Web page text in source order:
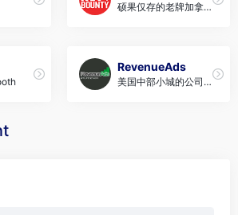
硕果仅存的老牌加拿大
RevenueAds
美国中部小城的公司，